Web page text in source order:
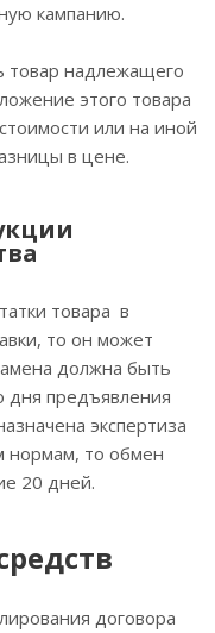
кампанию.
товар надлежащего
этого товара
или на иной
в цене.
товара в
то он может
должна быть
дня предъявления
экспертиза
нормам, то обмен
20 дней.
договора